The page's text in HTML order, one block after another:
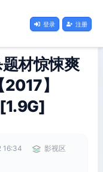
登录 注册
材惊悚爽
】
16:34
影视区